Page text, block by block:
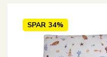
SPAR 34%